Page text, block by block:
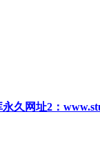
久网址2：